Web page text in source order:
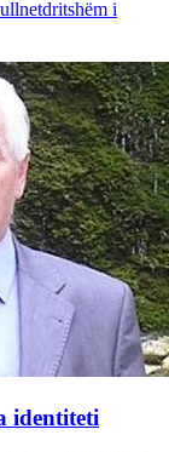
i
identiteti